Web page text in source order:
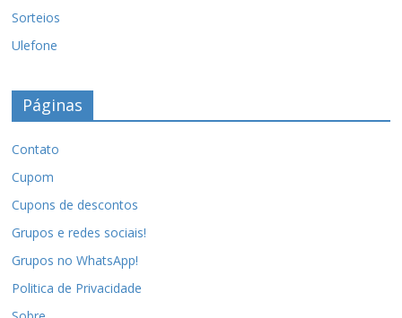
Sorteios
Ulefone
Páginas
Contato
Cupom
Cupons de descontos
Grupos e redes sociais!
Grupos no WhatsApp!
Politica de Privacidade